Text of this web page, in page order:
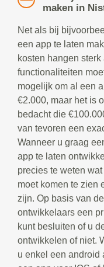
maken in
Net als bij
een app te laten
kosten hangen
functionaliteiten
mogelijk om al een
€2.000, maar het is
bedacht die
van tevoren een
Wanneer u graag
app te laten
precies te weten
moet komen te zien
zijn. Op basis van
ontwikkelaars een
kunt besluiten of u
ontwikkelen of niet.
u enkel een android